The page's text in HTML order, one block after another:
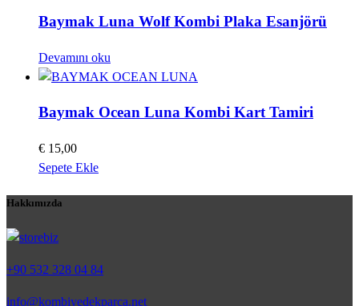
Baymak Luna Wolf Kombi Plaka Esanjörü
Devamını oku
Baymak Ocean Luna Kombi Kart Tamiri
€ 15,00
Sepete Ekle
Hakkımızda
+90 532 328 04 84
info@kombiyedekparca.net